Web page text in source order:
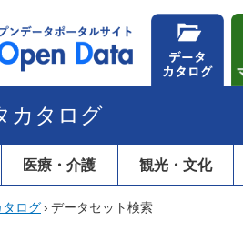
カタログ
医療・介護 観光・文化
ログ› データセット検索